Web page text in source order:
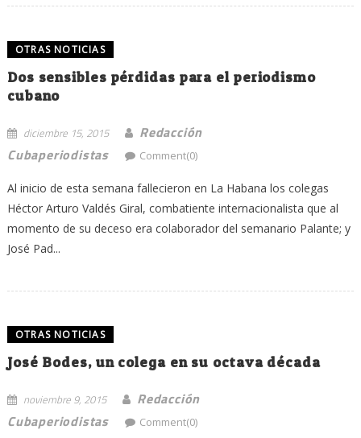
OTRAS NOTICIAS
Dos sensibles pérdidas para el periodismo
cubano
diciembre 15, 2015
Redacción
Cubaperiodistas
Comment(0)
Al inicio de esta semana fallecieron en La Habana los colegas
Héctor Arturo Valdés Giral, combatiente internacionalista que al
momento de su deceso era colaborador del semanario Palante; y
José Pad...
OTRAS NOTICIAS
José Bodes, un colega en su octava década
noviembre 9, 2015
Redacción
Cubaperiodistas
Comment(0)